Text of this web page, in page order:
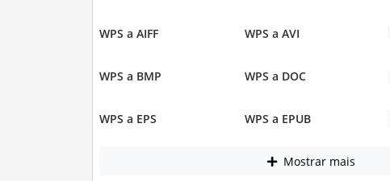
WPS a AIFF WPS a AVI
WPS a BMP WPS a DOC
WPS a EPS WPS a EPUB
Mostrar mais